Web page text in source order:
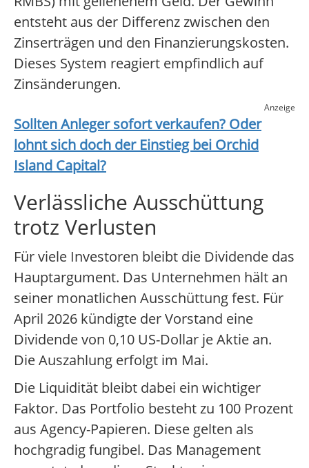
entsteht aus der Differenz zwischen den
Zinserträgen und den Finanzierungskosten.
Dieses System reagiert empfindlich auf
Zinsänderungen.
Anzeige
Sollten Anleger sofort verkaufen? Oder
lohnt sich doch der Einstieg bei Orchid
Island Capital?
Verlässliche Ausschüttung
trotz Verlusten
Für viele Investoren bleibt die Dividende das
Hauptargument. Das Unternehmen hält an
seiner monatlichen Ausschüttung fest. Für
April 2026 kündigte der Vorstand eine
Dividende von 0,10 US-Dollar je Aktie an.
Die Auszahlung erfolgt im Mai.
Die Liquidität bleibt dabei ein wichtiger
Faktor. Das Portfolio besteht zu 100 Prozent
aus Agency-Papieren. Diese gelten als
hochgradig fungibel. Das Management